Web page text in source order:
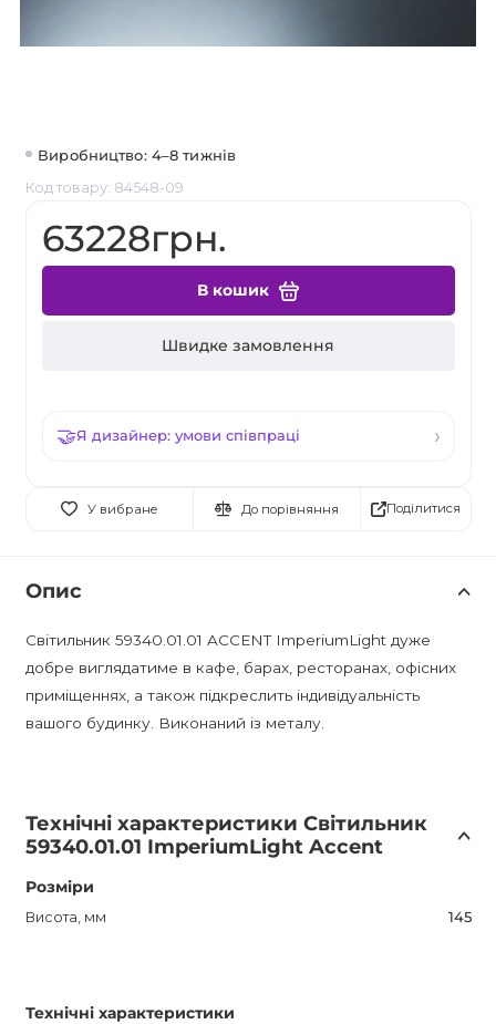
Виробництво: 4–8 тижнів
Код товару: 84548-09
63228грн.
В кошик
Швидке замовлення
Я дизайнер: умови співпраці
У вибране До порівняння Поділитися
Опис
Світильник 59340.01.01 ACCENT ImperiumLight дуже
добре виглядатиме в кафе, барах, ресторанах, офісних
приміщеннях, а також підкреслить індивідуальність
вашого будинку. Виконаний із металу.
Технічні характеристики Світильник
59340.01.01 ImperiumLight Accent
Розміри
Висота, мм 145
Технічні характеристики